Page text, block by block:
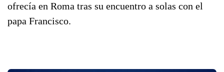
ofrecía en Roma tras su encuentro a solas con el
papa Francisco.